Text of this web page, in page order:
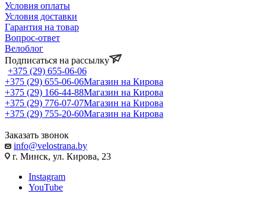
Условия оплаты
Условия доставки
Гарантия на товар
Вопрос-ответ
Велоблог
Подписаться на рассылку
+375 (29) 655-06-06
+375 (29) 655-06-06Магазин на Кирова
+375 (29) 166-44-88Магазин на Кирова
+375 (29) 776-07-07Магазин на Кирова
+375 (29) 755-20-60Магазин на Кирова
Заказать звонок
info@velostrana.by
г. Минск, ул. Кирова, 23
Instagram
YouTube